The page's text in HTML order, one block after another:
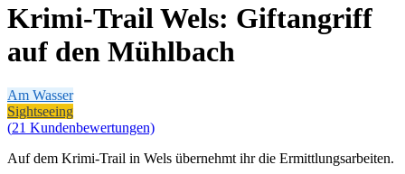
Krimi-Trail Wels: Giftangriff
auf den Mühlbach
Am Wasser
Sightseeing
(21 Kundenbewertungen)
Auf dem Krimi-Trail in Wels übernehmt ihr die Ermittlungsarbeiten.